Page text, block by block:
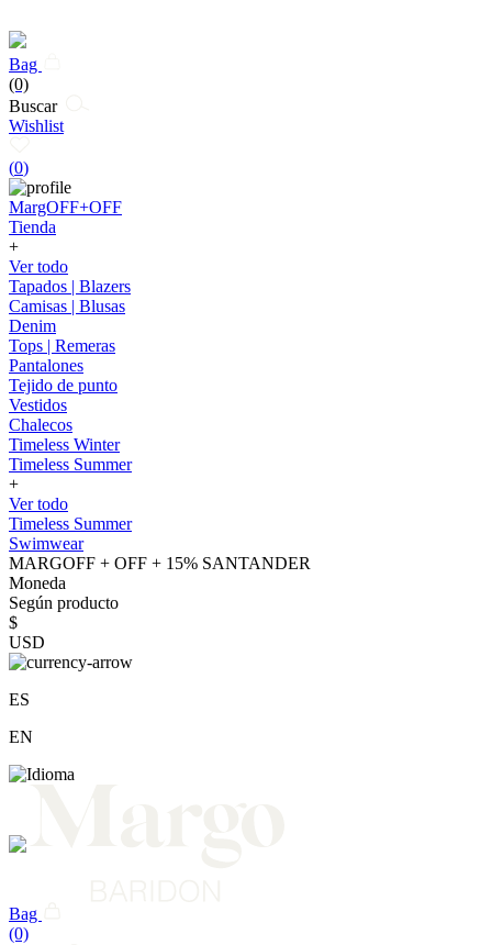
Bag
(0)
Buscar
Wishlist
(0)
MargOFF+OFF
Tienda
+
Ver todo
Tapados | Blazers
Camisas | Blusas
Denim
Tops | Remeras
Pantalones
Tejido de punto
Vestidos
Chalecos
Timeless Winter
Timeless Summer
+
Ver todo
Timeless Summer
Swimwear
MARGOFF + OFF + 15% SANTANDER
Moneda
Según producto
$
USD
ES
EN
Bag
(0)